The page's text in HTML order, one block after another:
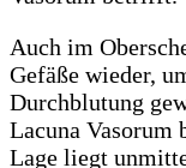
Auch im
Gefäße wieder,
Durchblutung
Lacuna Vasorum
Lage liegt